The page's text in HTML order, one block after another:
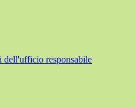
dell'ufficio responsabile